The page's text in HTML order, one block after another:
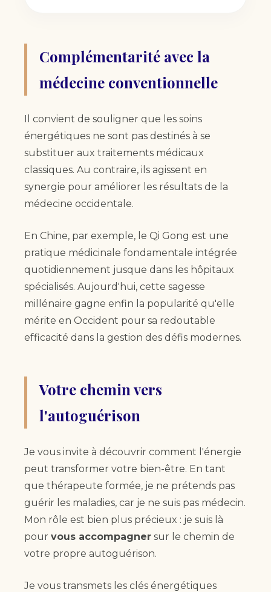
Complémentarité avec la
médecine conventionnelle
Il convient de souligner que les soins
énergétiques ne sont pas destinés à se
substituer aux traitements médicaux
classiques. Au contraire, ils agissent en
synergie pour améliorer les résultats de la
médecine occidentale.
En Chine, par exemple, le Qi Gong est une
pratique médicinale fondamentale intégrée
quotidiennement jusque dans les hôpitaux
spécialisés. Aujourd'hui, cette sagesse
millénaire gagne enfin la popularité qu'elle
mérite en Occident pour sa redoutable
efficacité dans la gestion des défis modernes.
Votre chemin vers
l'autoguérison
Je vous invite à découvrir comment l'énergie
peut transformer votre bien-être. En tant
que thérapeute formée, je ne prétends pas
guérir les maladies, car je ne suis pas médecin.
Mon rôle est bien plus précieux : je suis là
pour vous accompagner sur le chemin de
votre propre autoguérison.
Je vous transmets les clés énergétiques